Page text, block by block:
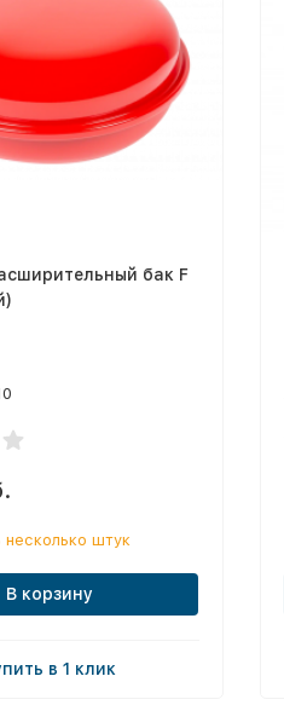
бак F
несколько штук
В корзину
в 1 клик